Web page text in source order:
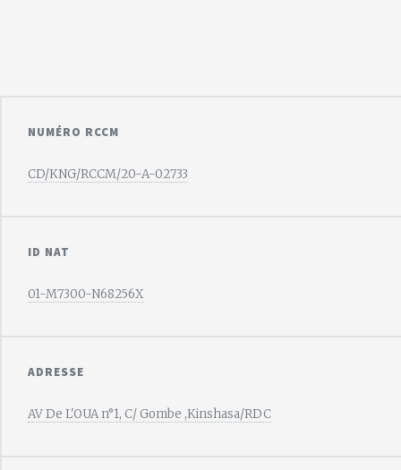
NUMÉRO RCCM
CD/KNG/RCCM/20-A-02733
ID NAT
01-M7300-N68256X
ADRESSE
AV De L'OUA n°1, C/ Gombe ,Kinshasa/RDC